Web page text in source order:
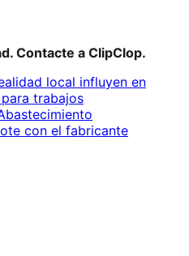
Contacte a ClipClop.
local influyen en
trabajos
con el fabricante